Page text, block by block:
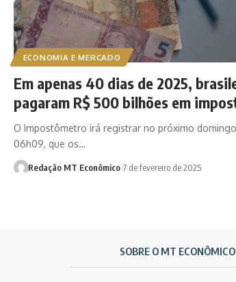
ECONOMIA E MERCADO
Em apenas 40 dias de 2025,
pagaram R$ 500 bilhões em
O Impostômetro irá registrar no próximo
06h09, que os…
Redação MT Econômico 7 de fevereiro de 2025
SOBRE O MT ECONÔMICO